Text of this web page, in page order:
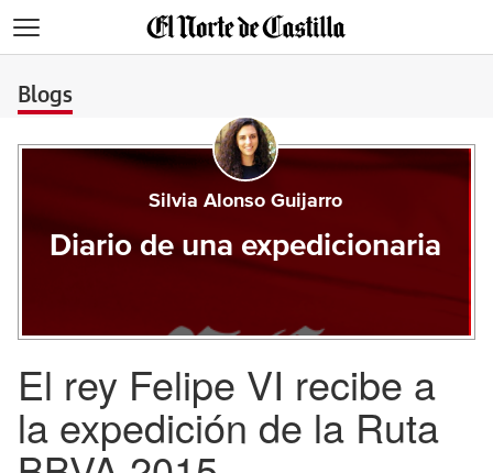
Blogs
Silvia Alonso Guijarro
Diario de una expedicionaria
El rey Felipe VI recibe a
la expedición de la Ruta